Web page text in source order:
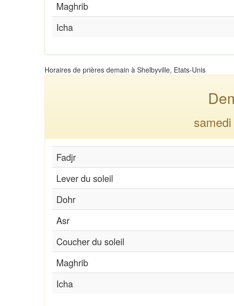
Maghrib
Icha
Horaires de prières demain à Shelbyville, Etats-Unis
Fadjr
Lever du soleil
Dohr
Asr
Coucher du soleil
Maghrib
Icha